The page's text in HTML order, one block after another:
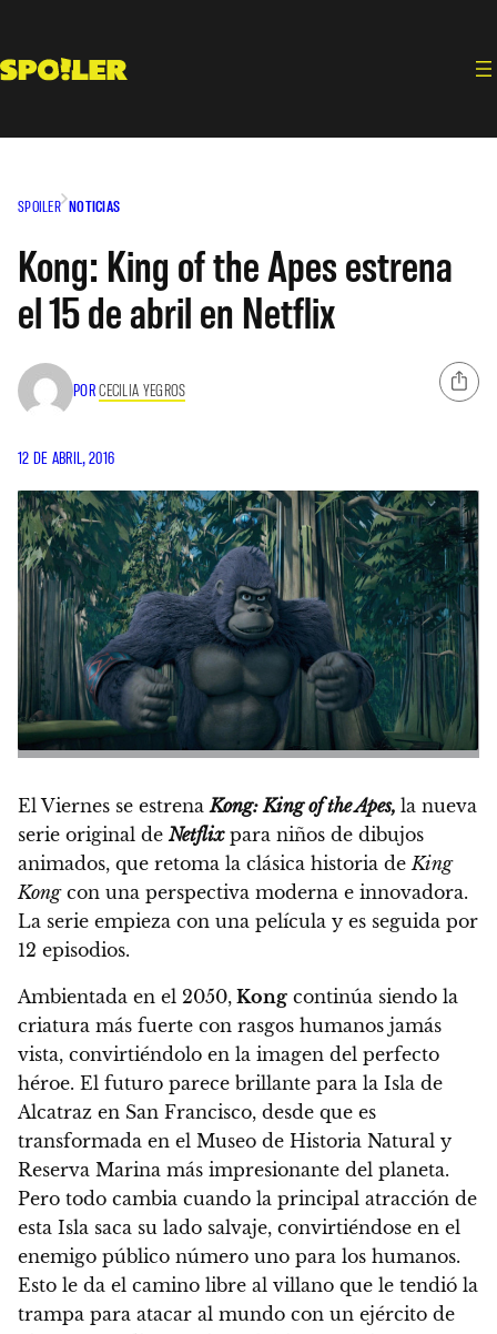
contenido
SPOILER NOTICIAS
Kong: King of the Apes estrena
el 15 de abril en Netflix
PORCECILIA YEGROS
12 DE ABRIL, 2016
El Viernes se estrena Kong: King of the Apes, la nueva
serie original de Netflixpara niños de dibujos
animados, que retoma la clásica historia de King
Kongcon una perspectiva moderna e innovadora.
La serie empieza con una película y es seguida por
12 episodios.
Ambientada en el 2050, Kong continúa siendo la
criatura más fuerte con rasgos humanos jamás
vista, convirtiéndolo en la imagen del perfecto
héroe. El futuro parece brillante para la Isla de
Alcatraz en San Francisco, desde que es
transformada en el Museo de Historia Natural y
Reserva Marina más impresionante del planeta.
Pero todo cambia cuando la principal atracción de
esta Isla saca su lado salvaje, convirtiéndose en el
enemigo público número uno para los humanos.
Esto le da el camino libre al villano que le tendió la
trampa para atacar al mundo con un ejército de